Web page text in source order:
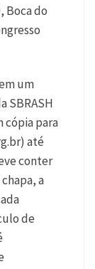
Boca do
um
SBRASH
cópia para
) até
conter
a
de